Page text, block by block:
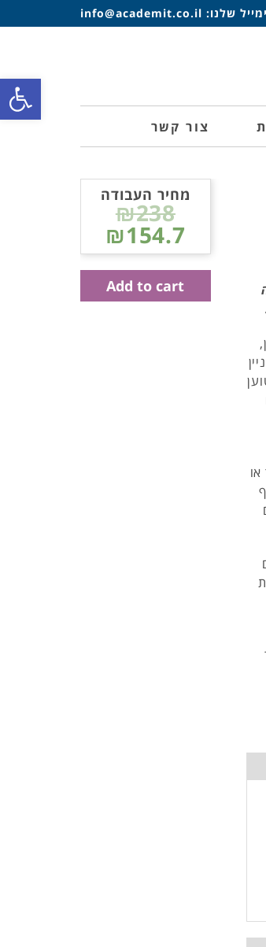
פתח
שלנו: info@academit.co.il
צור קשר
מחיר העבודה
₪238
₪154.7
Add to cart